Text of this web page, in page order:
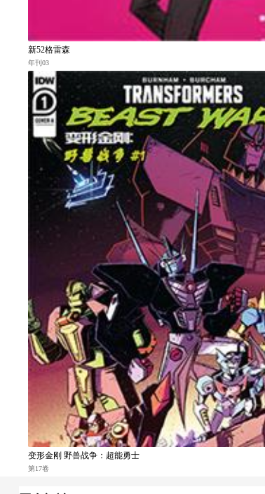
新52格雷森
年刊03
变形金刚 野兽战争：超能勇士
第17卷